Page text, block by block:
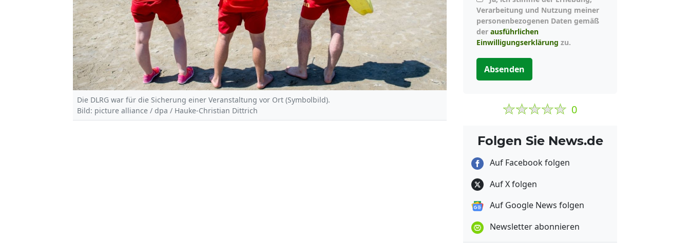
Die DLRG war für die Sicherung einer Veranstaltung vor Ort (Symbolbild).
Bild: picture alliance / dpa / Hauke-Christian Dittrich
Verarbeitung und Nutzung meiner
personenbezogenen Daten gemäß
der ausführlichen
Einwilligungserklärung zu.
Absenden
0
Folgen Sie News.de
Auf Facebook folgen
Auf X folgen
Auf Google News folgen
Newsletter abonnieren